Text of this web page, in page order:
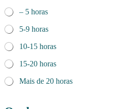
c
o
e
n
t
r
a
– 5 horas
5-9 horas
10-15 horas
15-20 horas
Mais de 20 horas